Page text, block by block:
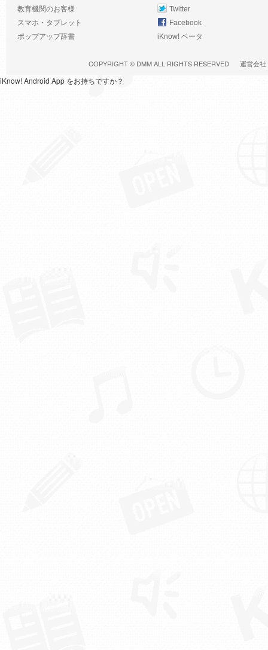
教育機関のお客様
スマホ・タブレット
ポップアップ辞書
Twitter
Facebook
iKnow! ベータ
COPYRIGHT © DMMALL RIGHTS RESERVED 運営会社
iKnow! Android App をお持ちですか？